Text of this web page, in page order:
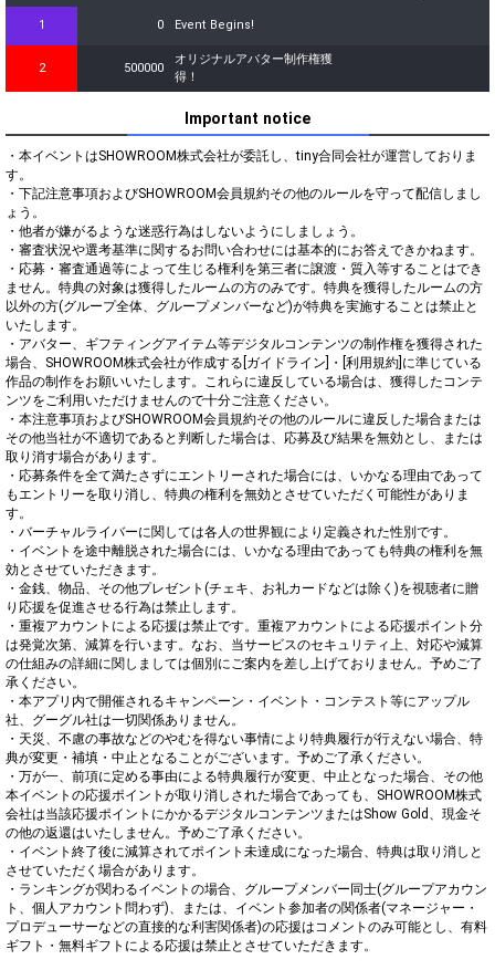
1 0 Event Begins!
2 500000
オリジナルアバター制作権獲
得！
Important notice
・本イベントはSHOWROOM株式会社が委託し、tiny合同会社が運営しておりま
す。
・下記注意事項およびSHOWROOM会員規約その他のルールを守って配信しまし
ょう。
・他者が嫌がるような迷惑行為はしないようにしましょう。
・審査状況や選考基準に関するお問い合わせには基本的にお答えできかねます。
・応募・審査通過等によって生じる権利を第三者に譲渡・質入等することはでき
ません。特典の対象は獲得したルームの方のみです。特典を獲得したルームの方
以外の方(グループ全体、グループメンバーなど)が特典を実施することは禁止と
いたします。
・アバター、ギフティングアイテム等デジタルコンテンツの制作権を獲得された
場合、SHOWROOM株式会社が作成する[ガイドライン]・[利用規約]に準じている
作品の制作をお願いいたします。これらに違反している場合は、獲得したコンテ
ンツをご利用いただけませんので十分ご注意ください。
・本注意事項およびSHOWROOM会員規約その他のルールに違反した場合または
その他当社が不適切であると判断した場合は、応募及び結果を無効とし、または
取り消す場合があります。
・応募条件を全て満たさずにエントリーされた場合には、いかなる理由であって
もエントリーを取り消し、特典の権利を無効とさせていただく可能性がありま
す。
・バーチャルライバーに関しては各人の世界観により定義された性別です。
・イベントを途中離脱された場合には、いかなる理由であっても特典の権利を無
効とさせていただきます。
・金銭、物品、その他プレゼント(チェキ、お礼カードなどは除く)を視聴者に贈
り応援を促進させる行為は禁止します。
・重複アカウントによる応援は禁止です。重複アカウントによる応援ポイント分
は発覚次第、減算を行います。なお、当サービスのセキュリティ上、対応や減算
の仕組みの詳細に関しましては個別にご案内を差し上げておりません。予めご了
承ください。
・本アプリ内で開催されるキャンペーン・イベント・コンテスト等にアップル
社、グーグル社は一切関係ありません。
・天災、不慮の事故などのやむを得ない事情により特典履行が行えない場合、特
典が変更・補填・中止となることがございます。予めご了承ください。
・万が一、前項に定める事由による特典履行が変更、中止となった場合、その他
本イベントの応援ポイントが取り消しされた場合であっても、SHOWROOM株式
会社は当該応援ポイントにかかるデジタルコンテンツまたはShow Gold、現金そ
の他の返還はいたしません。予めご了承ください。
・イベント終了後に減算されてポイント未達成になった場合、特典は取り消しと
させていただく場合があります。
・ランキングが関わるイベントの場合、グループメンバー同士(グループアカウン
ト、個人アカウント問わず)、または、イベント参加者の関係者(マネージャー・
プロデューサーなどの直接的な利害関係者)の応援はコメントのみ可能とし、有料
ギフト・無料ギフトによる応援は禁止とさせていただきます。